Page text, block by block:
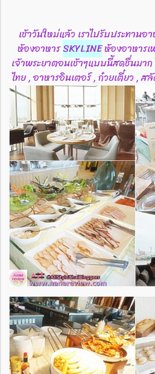
เช้าวันใหม่แล้ว เราไปรับประทาน
ห้องอาหารSKYLINEห้องอาหารเ
เจ้าพระยาตอนเช้าๆแบบนี้สดชื่นมา
ไทย , อาหารอินเตอร์ , ก๋วยเตี๋ยว ,